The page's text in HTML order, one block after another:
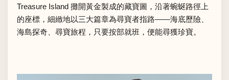
Treasure Island 攤開黃金製成的藏寶圖，沿著蜿蜒路徑上
的座標，細緻地以三大篇章為尋寶者指路——海底歷險、
海島探奇、尋寶旅程，只要按部就班，便能尋獲珍寶。